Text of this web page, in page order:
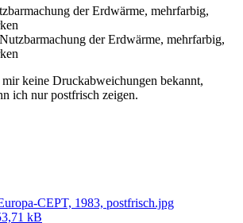
der Erdwärme, mehrfarbig,
der Erdwärme, mehrfarbig,
keine Druckabweichungen bekannt,
ich nur postfrisch zeigen.
CEPT, 1983, postfrisch.jpg
kB